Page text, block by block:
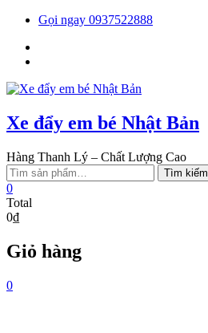
Skip
content
Gọi ngay 0937522888
Xe đẩy em bé Nhật Bản
Hàng Thanh Lý – Chất Lượng Cao
Tìm
kiếm:
Tìm kiếm
0
Total
0₫
Giỏ hàng
0